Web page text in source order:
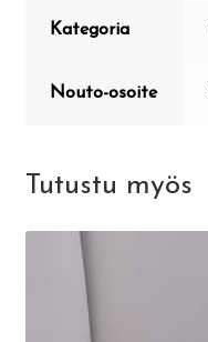
Kategoria
Nouto-osoite
Tutustu myös